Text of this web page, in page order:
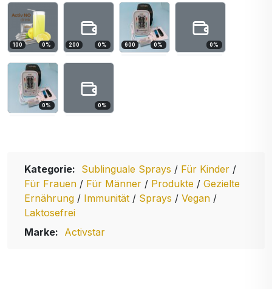
100 0% 200 0% 600 0% 0%
0% 0%
Kategorie: Sublinguale Sprays / Für Kinder /
Für Frauen / Für Männer / Produkte / Gezielte
Ernährung / Immunität / Sprays / Vegan /
Laktosefrei
Marke: Activstar